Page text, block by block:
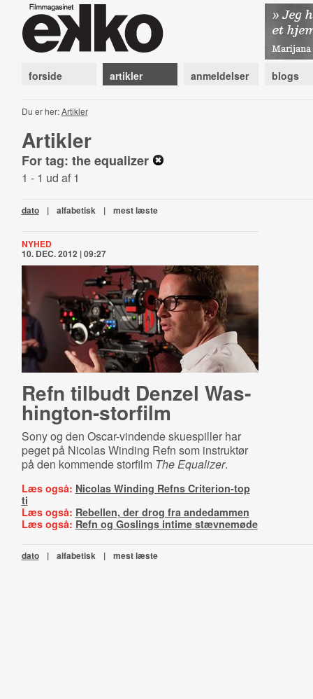
forside artikler anmeldelser blogs
Du er her:Artikler
Artikler
For tag: the equalizer
1 - 1 ud af 1
dato | alfabetisk | mest læste
NYHED
10. DEC. 2012 | 09:27
Refn tilbudt Denzel Was­
hin­g­ton-​stor­film
Sony og den Oscar-vindende skuespiller har
peget på Nicolas Winding Refn som instruktør
på den kommende storfilm The Equalizer.
Læs også: Nicolas Winding Refns Criterion-top
ti
Læs også: Rebellen, der drog fra andedammen
Læs også: Refn og Goslings intime stævnemøde
dato | alfabetisk | mest læste